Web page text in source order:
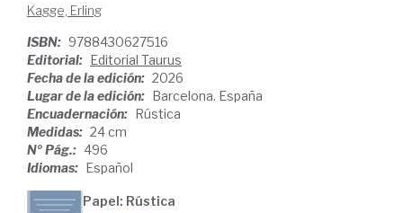
Kagge, Erling
ISBN: 9788430627516
Editorial: Editorial Taurus
Fecha de la edición: 2026
Lugar de la edición: Barcelona. España
Encuadernación: Rústica
Medidas: 24 cm
Nº Pág.: 496
Idiomas: Español
Papel: Rústica